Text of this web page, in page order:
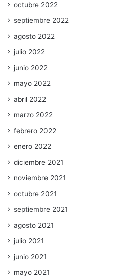
octubre 2022
septiembre 2022
agosto 2022
julio 2022
junio 2022
mayo 2022
abril 2022
marzo 2022
febrero 2022
enero 2022
diciembre 2021
noviembre 2021
octubre 2021
septiembre 2021
agosto 2021
julio 2021
junio 2021
mayo 2021